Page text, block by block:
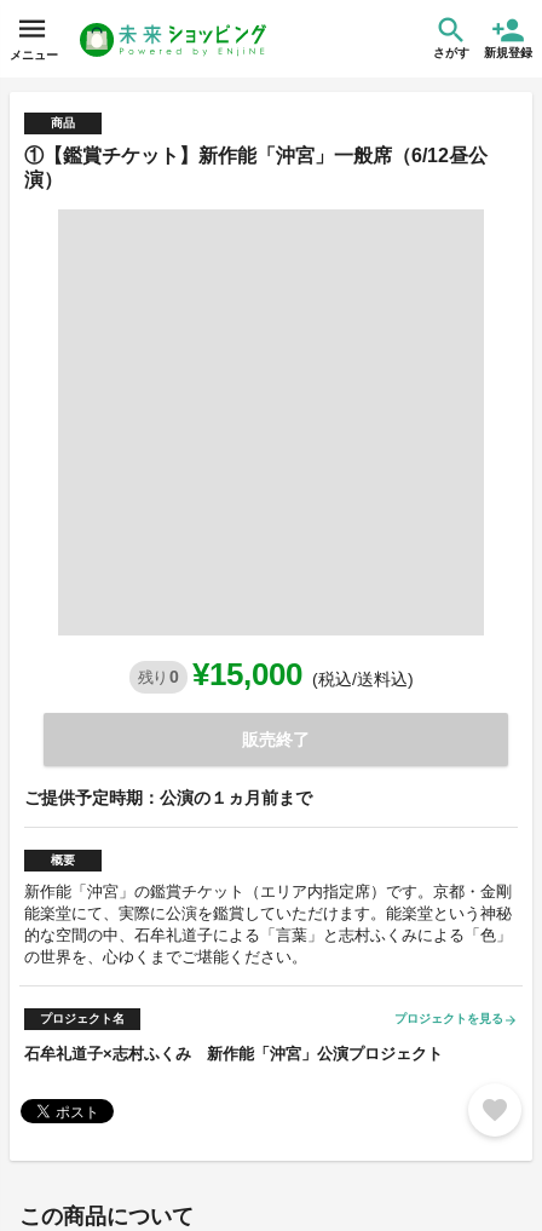
メニュー さがす 新規登録
商品
①【鑑賞チケット】新作能「沖宮」一般席（6/12昼公
演）
残り 0 ¥15,000 (税込/送料込)
販売終了
ご提供予定時期：公演の１ヵ月前まで
概要
新作能「沖宮」の鑑賞チケット（エリア内指定席）です。京都・金剛
能楽堂にて、実際に公演を鑑賞していただけます。能楽堂という神秘
的な空間の中、石牟礼道子による「言葉」と志村ふくみによる「色」
の世界を、心ゆくまでご堪能ください。
プロジェクト名 プロジェクトを見る arrow_forward
石牟礼道子×志村ふくみ 新作能「沖宮」公演プロジェクト
favorite
この商品について